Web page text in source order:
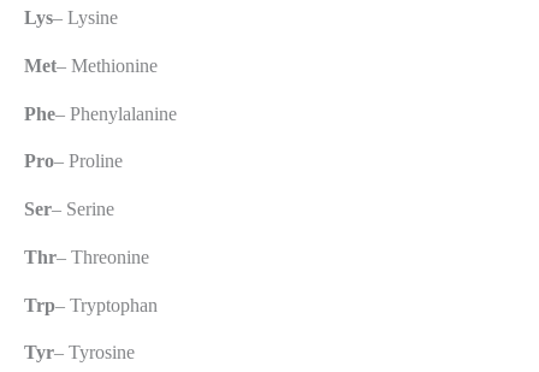
Lys– Lysine
Met– Methionine
Phe– Phenylalanine
Pro– Proline
Ser– Serine
Thr– Threonine
Trp– Tryptophan
Tyr– Tyrosine